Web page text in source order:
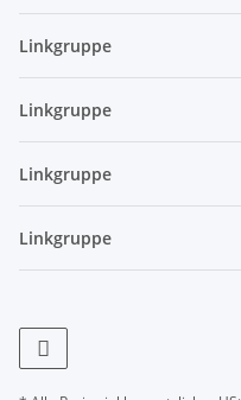
Linkgruppe
Linkgruppe
Linkgruppe
Linkgruppe